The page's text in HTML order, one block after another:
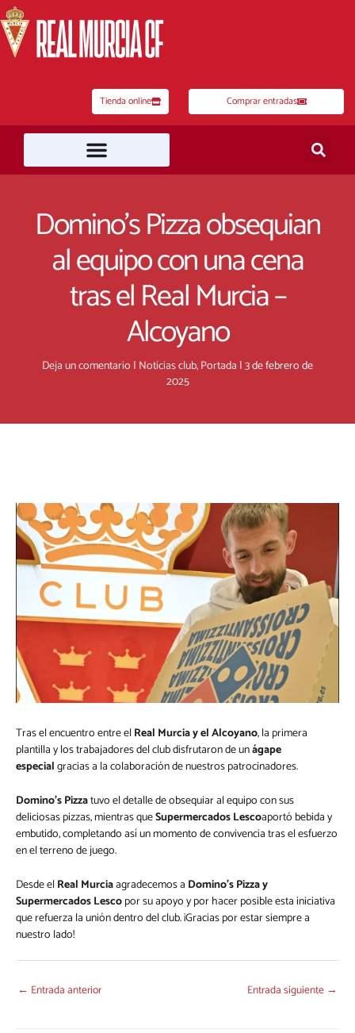
al
contenido
Tienda online Comprar entradas
Domino’s Pizza obsequian
al equipo con una cena
tras el Real Murcia –
Alcoyano
Deja un comentario | Noticias club,Portada |3 de febrero de
2025
Tras el encuentro entre elReal Murcia y el Alcoyano, la primera
plantilla y los trabajadores del club disfrutaron de unágape
especialgracias a la colaboración de nuestros patrocinadores.
Domino’s Pizzatuvo el detalle de obsequiar al equipo con sus
deliciosas pizzas, mientras queSupermercados Lescoaportó bebida y
embutido, completando así un momento de convivencia tras el esfuerzo
en el terreno de juego.
Desde elReal Murciaagradecemos a Domino’s Pizza y
Supermercados Lescopor su apoyo y por hacer posible esta iniciativa
que refuerza la unión dentro del club. ¡Gracias por estar siempre a
nuestro lado!
← Entrada anterior Entrada siguiente →